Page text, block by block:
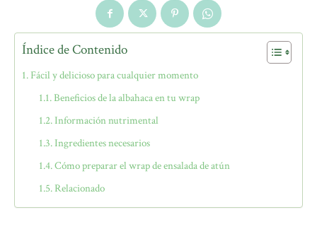
Índice de Contenido
Fácil y delicioso para cualquier momento
Beneficios de la albahaca en tu wrap
Información nutrimental
Ingredientes necesarios
Cómo preparar el wrap de ensalada de atún
Relacionado